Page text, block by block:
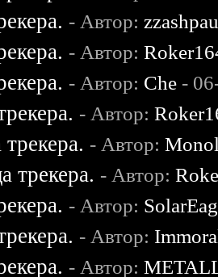
- Автор:
- Автор:
- Автор: Che -
- Автор:
- Автор:
трекера. - Автор:
- Автор:
- Автор:
- Автор: